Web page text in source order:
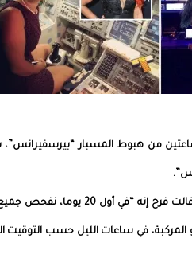
من هبوط المسبار
وفي هذا الصدد، قالت
المركبة، في ساعات الليل حسب التوقيت